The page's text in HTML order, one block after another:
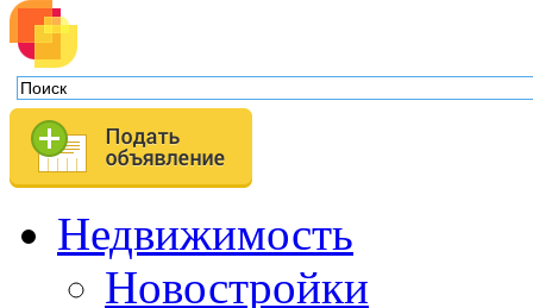
Недвижимость
Новостройки